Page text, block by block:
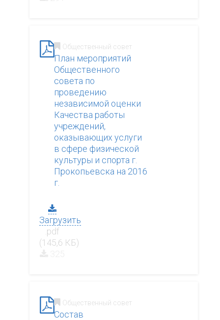
Общественный совет
План мероприятий
Общественного
совета по
проведению
независимой оценки
Качества работы
учреждений,
оказывающих услуги
в сфере физической
культуры и спорта г.
Прокопьевска на 2016
г.
Загрузить
.pdf
(145,6 КБ)
Общественный совет
Состав